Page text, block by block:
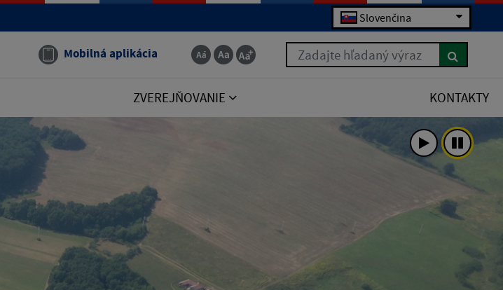
Slovenčina
Mobilná aplikácia Zadajte hľadaný výraz
ZVEREJŇOVANIE KONTAKTY